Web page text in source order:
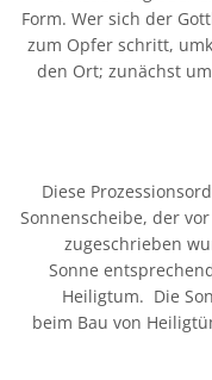
Form. Wer sich der
zum Opfer schritt,
den Ort; zunächst
Diese
Sonnenscheibe, der
zugeschrieben
Sonne
Heiligtum. Die
beim Bau von